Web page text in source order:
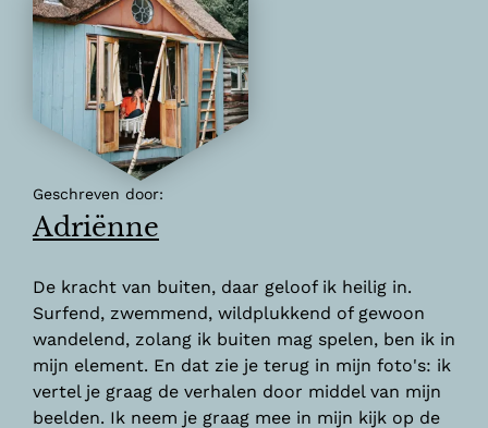
Geschreven door:
Adriënne
De kracht van buiten, daar geloof ik heilig in.
Surfend, zwemmend, wildplukkend of gewoon
wandelend, zolang ik buiten mag spelen, ben ik in
mijn element. En dat zie je terug in mijn foto's: ik
vertel je graag de verhalen door middel van mijn
beelden. Ik neem je graag mee in mijn kijk op de